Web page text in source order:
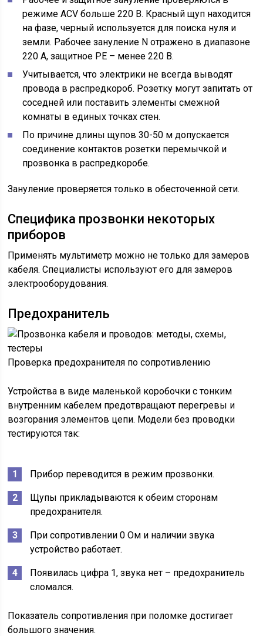
режиме ACV больше 220 В. Красный щуп находится
на фазе, черный используется для поиска нуля и
земли. Рабочее зануление N отражено в диапазоне
220 А, защитное PE – менее 220 В.
Учитывается, что электрики не всегда выводят
провода в распредкороб. Розетку могут запитать от
соседней или поставить элементы смежной
комнаты в единых точках стен.
По причине длины щупов 30-50 м допускается
соединение контактов розетки перемычкой и
прозвонка в распредкоробе.
Зануление проверяется только в обесточенной сети.
Специфика прозвонки некоторых
приборов
Применять мультиметр можно не только для замеров
кабеля. Специалисты используют его для замеров
электрооборудования.
Предохранитель
Проверка предохранителя по сопротивлению
Устройства в виде маленькой коробочки с тонким
внутренним кабелем предотвращают перегревы и
возгорания элементов цепи. Модели без проводки
тестируются так:
Прибор переводится в режим прозвонки.
Щупы прикладываются к обеим сторонам
предохранителя.
При сопротивлении 0 Ом и наличии звука
устройство работает.
Появилась цифра 1, звука нет – предохранитель
сломался.
Показатель сопротивления при поломке достигает
большого значения.